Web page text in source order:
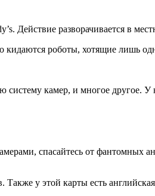
разворачивается в
кидаются роботы, хотящие лишь
камер, и многое другое. У
спасайтесь от фантомных
у этой карты есть английская